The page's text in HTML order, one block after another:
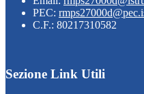
PEC:
C.F.: 80217310582
Sezione Link Utili